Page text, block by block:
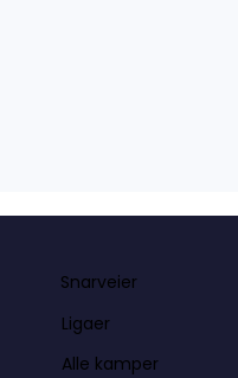
Snarveier
Ligaer
Alle kamper